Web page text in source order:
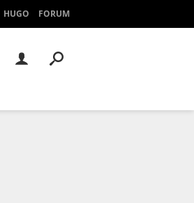
HUGO FORUM